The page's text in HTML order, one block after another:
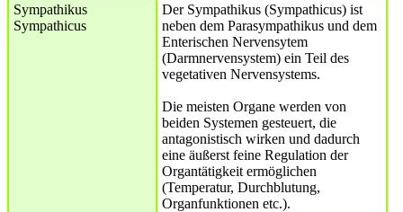
Sympathikus
Sympathicus
Der Sympathikus (Sympathicus) ist
neben dem Parasympathikus und dem
Enterischen Nervensytem
(Darmnervensystem) ein Teil des
vegetativen Nervensystems.
Die meisten Organe werden von
beiden Systemen gesteuert, die
antagonistisch wirken und dadurch
eine äußerst feine Regulation der
Organtätigkeit ermöglichen
(Temperatur, Durchblutung,
Organfunktionen etc.).